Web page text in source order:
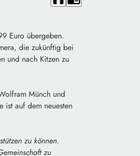
Euro übergeben.
die zukünftig bei
und nach Kitzen zu
Münch und
ist auf dem neuesten
zu können.
zu